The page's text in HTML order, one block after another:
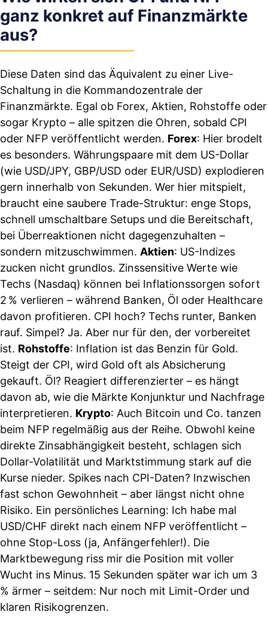
ganz konkret auf Finanzmärkte
aus?
Diese Daten sind das Äquivalent zu einer Live-
Schaltung in die Kommandozentrale der
Finanzmärkte. Egal ob Forex, Aktien, Rohstoffe oder
sogar Krypto – alle spitzen die Ohren, sobald CPI
oder NFP veröffentlicht werden. Forex: Hier brodelt
es besonders. Währungspaare mit dem US-Dollar
(wie USD/JPY, GBP/USD oder EUR/USD) explodieren
gern innerhalb von Sekunden. Wer hier mitspielt,
braucht eine saubere Trade-Struktur: enge Stops,
schnell umschaltbare Setups und die Bereitschaft,
bei Überreaktionen nicht dagegenzuhalten –
sondern mitzuschwimmen. Aktien: US-Indizes
zucken nicht grundlos. Zinssensitive Werte wie
Techs (Nasdaq) können bei Inflationssorgen sofort
2 % verlieren – während Banken, Öl oder Healthcare
davon profitieren. CPI hoch? Techs runter, Banken
rauf. Simpel? Ja. Aber nur für den, der vorbereitet
ist. Rohstoffe: Inflation ist das Benzin für Gold.
Steigt der CPI, wird Gold oft als Absicherung
gekauft. Öl? Reagiert differenzierter – es hängt
davon ab, wie die Märkte Konjunktur und Nachfrage
interpretieren. Krypto: Auch Bitcoin und Co. tanzen
beim NFP regelmäßig aus der Reihe. Obwohl keine
direkte Zinsabhängigkeit besteht, schlagen sich
Dollar-Volatilität und Marktstimmung stark auf die
Kurse nieder. Spikes nach CPI-Daten? Inzwischen
fast schon Gewohnheit – aber längst nicht ohne
Risiko. Ein persönliches Learning: Ich habe mal
USD/CHF direkt nach einem NFP veröffentlicht –
ohne Stop-Loss (ja, Anfängerfehler!). Die
Marktbewegung riss mir die Position mit voller
Wucht ins Minus. 15 Sekunden später war ich um 3
% ärmer – seitdem: Nur noch mit Limit-Order und
klaren Risikogrenzen.